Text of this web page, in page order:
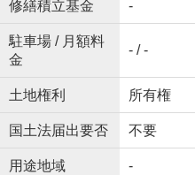
修繕積立基金 -
駐車場 / 月額料
金
- / -
土地権利 所有権
国土法届出要否 不要
用途地域 -